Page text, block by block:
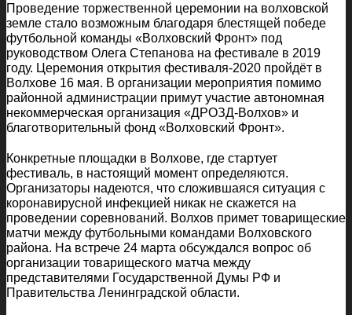
Проведение торжественной церемонии на волховской
земле стало возможным благодаря блестящей победе
футбольной команды «Волховский Фронт» под
руководством Олега Степанова на фестивале в 2019
году. Церемония открытия фестиваля-2020 пройдёт в
Волхове 16 мая. В организации мероприятия помимо
районной администрации примут участие автономная
некоммерческая организация «ДРОЗД-Волхов» и
благотворительный фонд «Волховский Фронт».
Конкретные площадки в Волхове, где стартует
фестиваль, в настоящий момент определяются.
Организаторы надеются, что сложившаяся ситуация с
коронавирусной инфекцией никак не скажется на
проведении соревнований. Волхов примет товарищеские
матчи между футбольными командами Волховского
района. На встрече 24 марта обсуждался вопрос об
организации товарищеского матча между
представителями Государственной Думы РФ и
Правительства Ленинградской области.